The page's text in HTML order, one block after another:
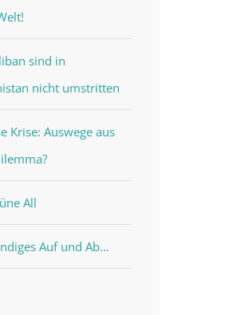
sind in
nicht umstritten
Krise: Auswege aus
All
Auf und Ab…